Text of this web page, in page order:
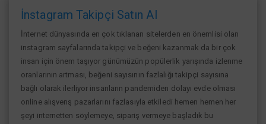
İnstagram Takipçi Satın Al
İnternet dünyasında en çok tıklanan sitelerden en önemlisi olan
instagram sayfalarında takipçi ve beğeni kazanmak da bir çok
insan için önem taşıyor günümüzün popülerlik yarışında izlenme
oranlarının artması, beğeni sayısının fazlalığı takipçi sayısına
bağlı olarak ilerliyor insanların pandemiden dolayı evde olması
online alışverış pazarlarını fazlasıyla etkiledi hemen hemen her
şeyi internetten söylemeye, sipariş vermeye başladık bu